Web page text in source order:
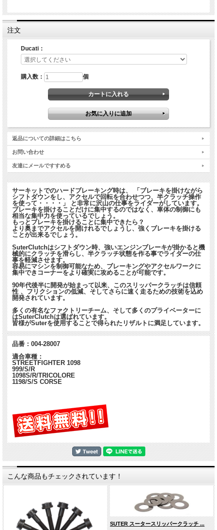
最近のスーパースポーツ車両には純正でバックトルクリミッターも採用されていま
す。
その効果をよく知っている方もいるでしょう。
SuterClutchならば純正に比べ、よりスムーズで、そしてダイレクトなレスポンス
レースシーン（オンロードでもオフロードでも）において、SuterClutchは世界中
のプロフェッショナルライダー達から最も重要なパーツのうちのひとつと見なされ
ています。
また、一般ライダーにとってもスリッパークラッチは優れた装置です。
公道を走行している時、突然現れた対向車など不足の事態で急ブレーキをかける時
そのような事態でもライダーはマシンの挙動を抑える負担が減り、安全かつ確実に
ブレーキを掛けられます。
ライダーは、あらゆるシーンでこのスリッパークラッチの利点に気づくでしょう。
SuterClutchの更にすばらしい点は、スリッパークラッチ専用の特殊工具が必要な
いことです。
工具箱に入っている、通常のクラッチを整備する工具があれば取り付けることが可
能です。
*すべてのスータークラッチには最初にセットされ
ているBTLスプリングと、スペアのスプリングが2
枚付属。（計3枚）
□■□ よくあるご質問 □■□
Q. スリッパークラッチ以外に必要なものはありますか（クラッ
チプレートなど）？
A. 他に必要なものはありません。クラッチバスケット、クラッ
チプレートなどは純正品を使用します。
注文
Ducati：
購入数： 個
返品についての詳細はこちら
お問い合わせ
友達にメールですすめる
サーキットでのハードブレーキング時は、 「ブレーキを掛けながら
シフトダウンをし、アクセルで回転を合わせつつ、半クラッチ操作
を使って・・・・」 と非常に沢山の仕事をライダーがしています。
ブレーキを掛けることだけに集中するのではなく、車体の制御にも
相当な集中力を使っているでしょう。
もっとブレーキを掛けることに集中できたら？
より奥までアクセルを開けれるでしょうし、強くブレーキを掛ける
ことが出来るでしょう。
SuterClutchはシフトダウン時、強いエンジンブレーキが掛かると機
械的にクラッチを滑らし、半クラッチ状態を作る事でライダーの仕
事を軽減させます。
容易にマシンを制御可能なため、ブレーキングやアクセルワークに
集中できコーナーをより確実に攻めることが可能です。
90年代後半に開発が始まって以来、このスリッパークラッチは信頼
性 、フリクションの低減、そしてさらに速く走るための技術を込め
開発されています。
多くの有名なファクトリーチーム、そして多くのプライベーターに
はSuterClutchは選ばれています。
皆様がSuterを使用することで得られたリザルトに満足しています。
品番：004-28007
適合車種：
STREETFIGHTER 1098
999/S/R
1098S/R/TRICOLORE
1198/S/S CORSE
こんな商品もチェックされています！
SUTER スータースリッパークラッチ ...